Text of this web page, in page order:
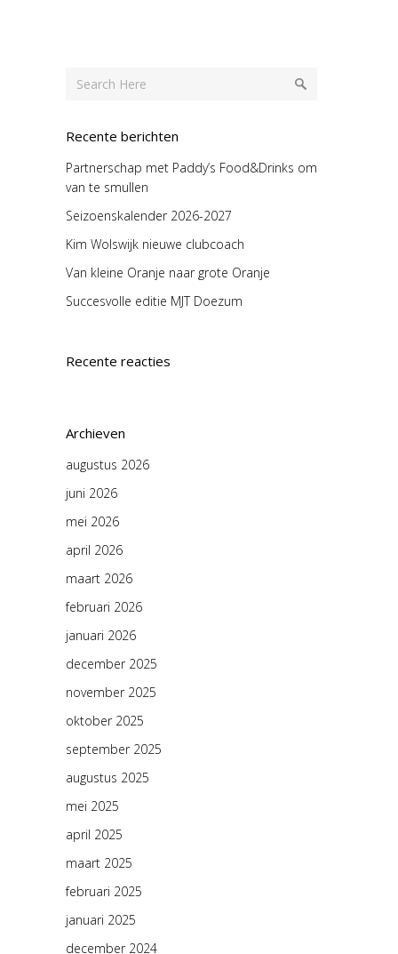
Recente berichten
Partnerschap met Paddy’s Food&Drinks om
van te smullen
Seizoenskalender 2026-2027
Kim Wolswijk nieuwe clubcoach
Van kleine Oranje naar grote Oranje
Succesvolle editie MJT Doezum
Recente reacties
Archieven
augustus 2026
juni 2026
mei 2026
april 2026
maart 2026
februari 2026
januari 2026
december 2025
november 2025
oktober 2025
september 2025
augustus 2025
mei 2025
april 2025
maart 2025
februari 2025
januari 2025
december 2024